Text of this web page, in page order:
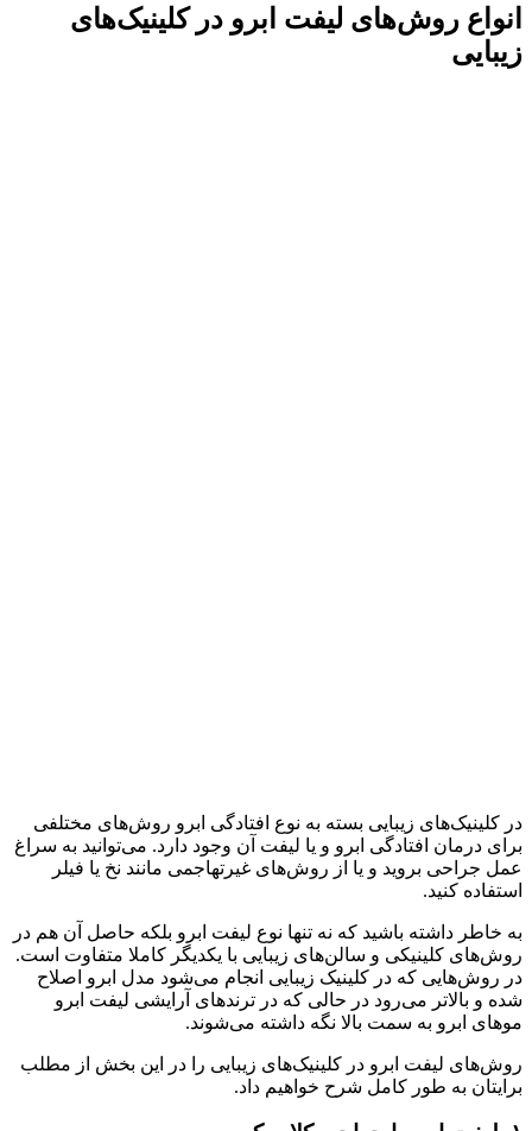
انواع روش‌های لیفت ابرو در کلینیک‌های
زیبایی
در کلینیک‌های زیبایی بسته به نوع افتادگی ابرو روش‌های مختلفی
برای درمان افتادگی ابرو و یا لیفت آن وجود دارد. می‌توانید به سراغ
عمل جراحی بروید و یا از روش‌های غیرتهاجمی مانند نخ یا فیلر
استفاده کنید.
به خاطر داشته باشید که نه تنها نوع لیفت ابرو بلکه حاصل آن هم در
روش‌های کلینیکی و سالن‌های زیبایی با یکدیگر کاملا متفاوت است.
در روش‌هایی که در کلینیک زیبایی انجام می‌شود مدل ابرو اصلاح
شده و بالا‌تر می‌رود در حالی که در ترندهای آرایشی لیفت ابرو
موهای ابرو به سمت بالا نگه داشته می‌شوند.
روش‌های لیفت ابرو در کلینیک‌های زیبایی را در این بخش از مطلب
برایتان به طور کامل شرح خواهیم داد.